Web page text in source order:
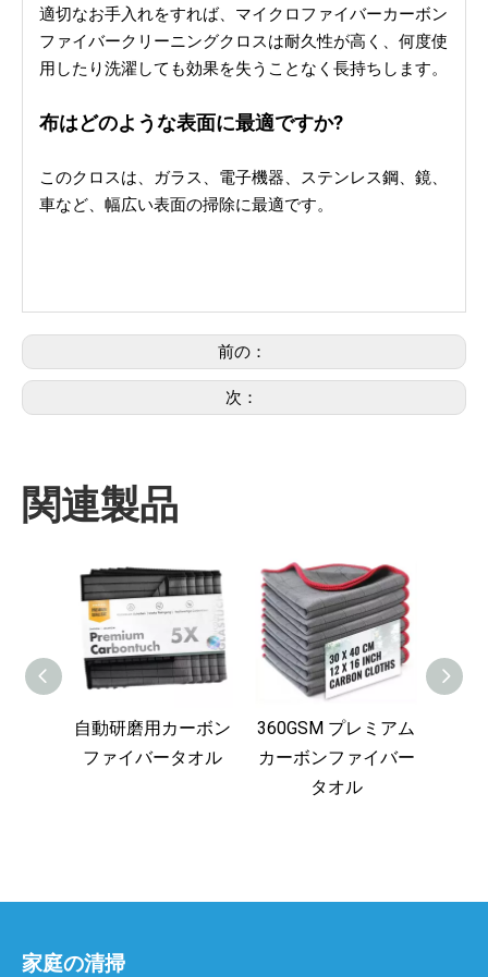
適切なお手入れをすれば、マイクロファイバーカーボン
ファイバークリーニングクロスは耐久性が高く、何度使
用したり洗濯しても効果を失うことなく長持ちします。
布はどのような表面に最適ですか?
このクロスは、ガラス、電子機器、ステンレス鋼、鏡、
車など、幅広い表面の掃除に最適です。
前の：
次：
関連製品
自動研磨用カーボン
ファイバータオル
360GSM プレミアム
カーボンファイバー
タオル
家庭の清掃